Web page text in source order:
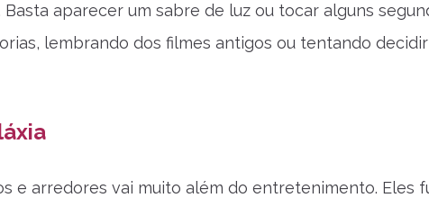
aparecer um sabre de luz ou tocar alguns
lembrando dos filmes antigos ou tentando
e arredores vai muito além do entretenimento. Eles